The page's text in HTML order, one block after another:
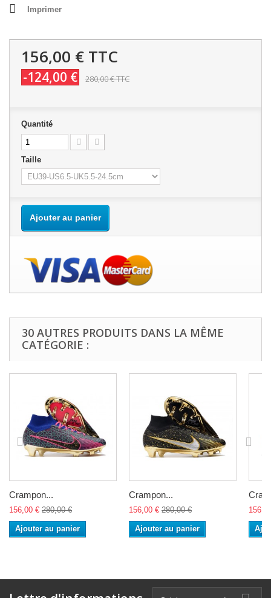
Imprimer
156,00 € TTC
-124,00 € 280,00 €TTC
Quantité
Taille
Ajouter au panier
30 AUTRES PRODUITS DANS LA MÊME
CATÉGORIE :
Crampon...
156,00 € 280,00 €
Ajouter au panier
Crampon...
156,00 € 280,00 €
Ajouter au panier